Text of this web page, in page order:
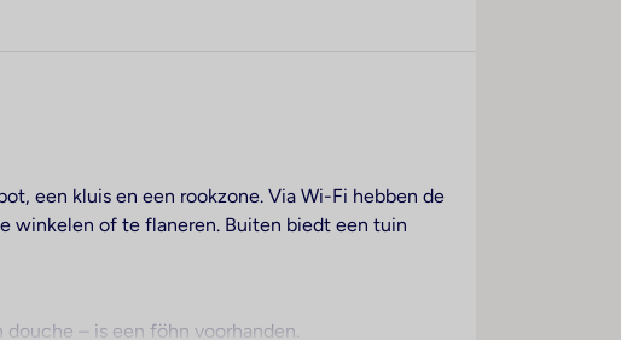
een kluis en een rookzone. Via Wi-Fi hebben de
winkelen of te flaneren. Buiten biedt een tuin
– is een föhn voorhanden.